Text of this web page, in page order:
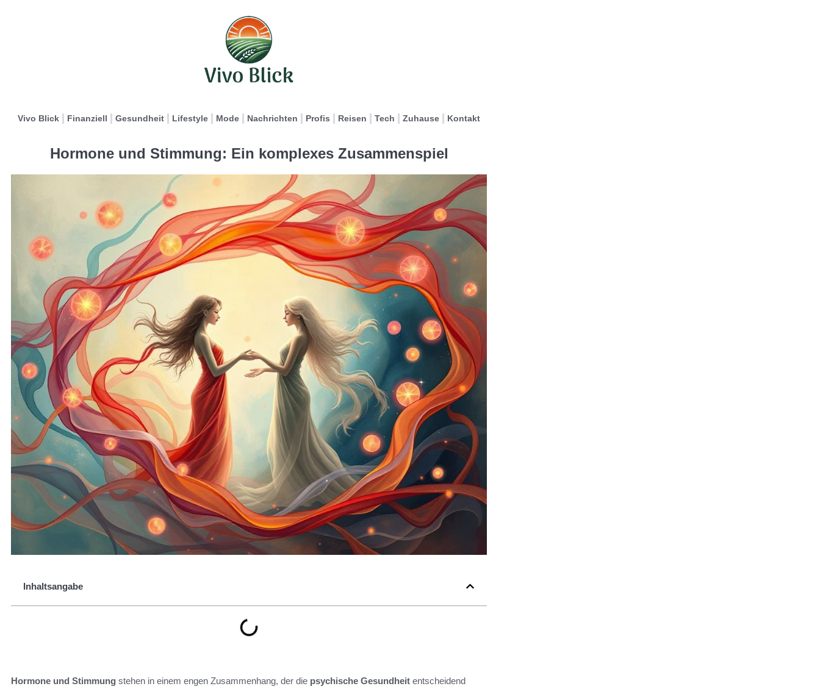
Vivo Blick Finanziell Gesundheit Lifestyle Mode Nachrichten Profis Reisen Tech Zuhause Kontakt
Hormone und Stimmung: Ein komplexes Zusammenspiel
Inhaltsangabe
Hormone und Stimmung stehen in einem engen Zusammenhang, der die psychische Gesundheit entscheidend